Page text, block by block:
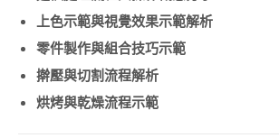
上色示範與視覺效果示範解析
零件製作與組合技巧示範
擀壓與切割流程解析
烘烤與乾燥流程示範